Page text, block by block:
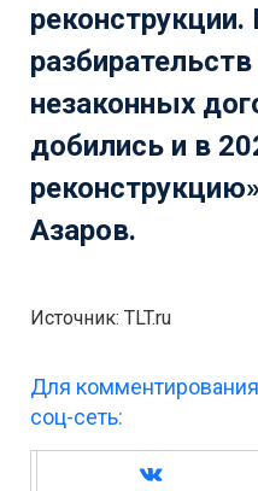
незаконных
добились и в
Азаров.
Источник: TLT.ru
Для
соц-сеть: